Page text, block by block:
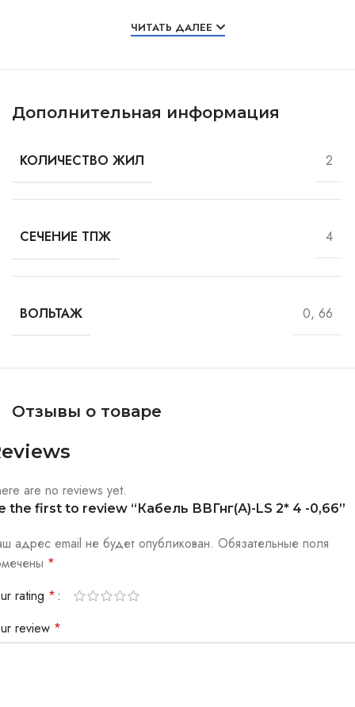
ЧИТАТЬ ДАЛЕЕ
Дополнительная информация
КОЛИЧЕСТВО ЖИЛ 2
СЕЧЕНИЕ ТПЖ 4
ВОЛЬТАЖ 0, 66
Отзывы о товаре
are no reviews yet.
the first to review “Кабель ВВГнг(А)-LS 2* 4 -0,66”
адрес email не будет опубликован. Обязательные поля
*
rating *
review *